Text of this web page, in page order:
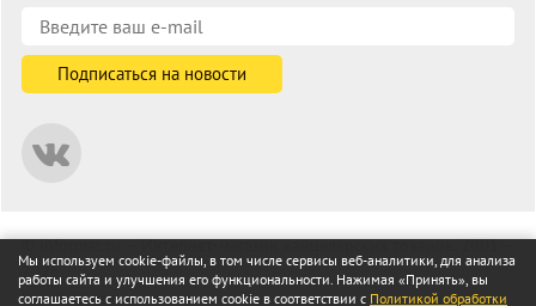
© informat.ru — Интернет-магазин канцелярских товаров. 2001—
2026
Все права защищены
Мы используем cookie-файлы, в том числе сервисы веб-аналитики, для анализа
работы сайта и улучшения его функциональности. Нажимая «Принять», вы
соглашаетесь с использованием cookie в соответствии с Политикой обработки